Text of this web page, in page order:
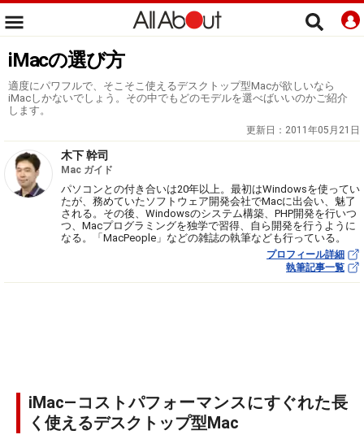
iMacの選び方
適度にパワフルで、そこそこ使えるデスクトップ型Macが欲しいなら
iMacしかないでしょう。その中でもどのモデルを選べばいいのかご紹介
します。
更新日： 2011年05月21日
木下 幹司
Mac ガイド
パソコンとの付き合いは20年以上。最初はWindowsを使ってい
たが、務めていたソフトウェア開発会社でMacに出会い、魅了
される。その後、Windowsのシステム構築、PHP開発を行いつ
つ、Macプログラミングを独学で習得、自ら開発を行うように
なる。「MacPeople」などの雑誌の執筆なども行っている。
プロフィール詳細
執筆記事一覧
iMac―コストパフォーマンスにすぐれた長
く使えるデスクトップ型Mac